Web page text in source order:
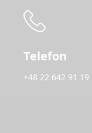
Telefon
+48 22 642 91 19